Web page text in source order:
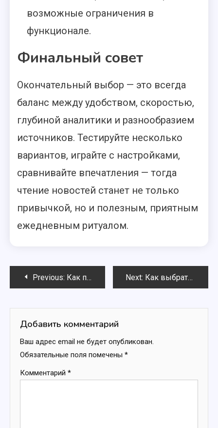
возможные ограничения в
функционале.
Финальный совет
Окончательный выбор — это всегда
баланс между удобством, скоростью,
глубиной аналитики и разнообразием
источников. Тестируйте несколько
вариантов, играйте с настройками,
сравнивайте впечатления — тогда
чтение новостей станет не только
привычкой, но и полезным, приятным
ежедневным ритуалом.
Навигация
записям
Previous: Как проверить задолженность по налогам онлайн в 2025 году Next: Как выбрать магазин тканей оптом: что важно учесть перед покупкой
Добавить комментарий
Ваш адрес email не будет опубликован.
Обязательные поля помечены *
Комментарий *